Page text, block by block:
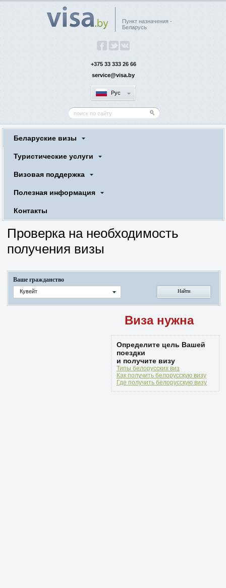
Пункт назначения -
Беларусь
+375 33 333 26 66
service@visa.by
Рус
Беларуские визы
Туристические услуги
Визовая поддержка
Полезная информация
Контакты
Проверка на необходимость
получения визы
Ваше гражданство
Кувейт
Виза нужна
Определите цель Вашей
поездки
и получите визу
Типы белорусских виз
Как получить белорусскую визу
Где получить белорусскую визу